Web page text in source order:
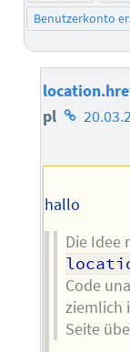
Benutzerkonto
pl
Autors
hallo
Die Idee
Code
ziemlich
Seite